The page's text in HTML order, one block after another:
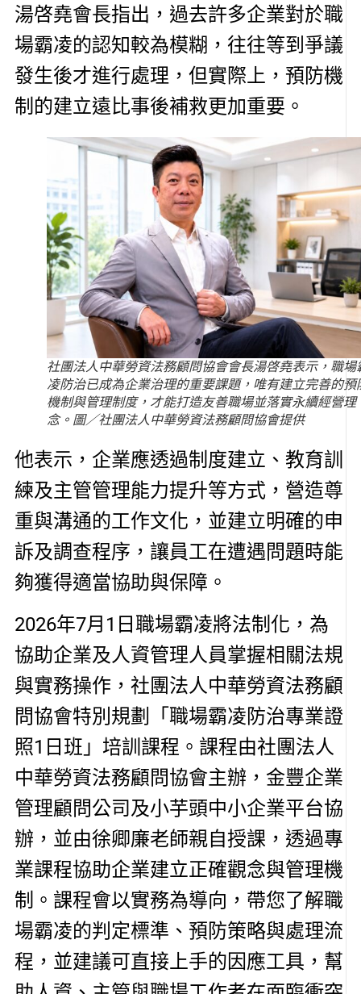
湯啓堯會長指出，過去許多企業對於職
場霸凌的認知較為模糊，往往等到爭議
發生後才進行處理，但實際上，預防機
制的建立遠比事後補救更加重要。
社團法人中華勞資法務顧問協會會長湯啓堯表示，職場
凌防治已成為企業治理的重要課題，唯有建立完善的預
機制與管理制度，才能打造友善職場並落實永續經營理
念。圖／社團法人中華勞資法務顧問協會提供
他表示，企業應透過制度建立、教育訓
練及主管管理能力提升等方式，營造尊
重與溝通的工作文化，並建立明確的申
訴及調查程序，讓員工在遭遇問題時能
夠獲得適當協助與保障。
2026年7月1日職場霸凌將法制化，為
協助企業及人資管理人員掌握相關法規
與實務操作，社團法人中華勞資法務顧
問協會特別規劃「職場霸凌防治專業證
照1日班」培訓課程。課程由社團法人
中華勞資法務顧問協會主辦，金豐企業
管理顧問公司及小芋頭中小企業平台協
辦，並由徐卿廉老師親自授課，透過專
業課程協助企業建立正確觀念與管理機
制。課程會以實務為導向，帶您了解職
場霸凌的判定標準、預防策略與處理流
程，並建議可直接上手的因應工具，幫